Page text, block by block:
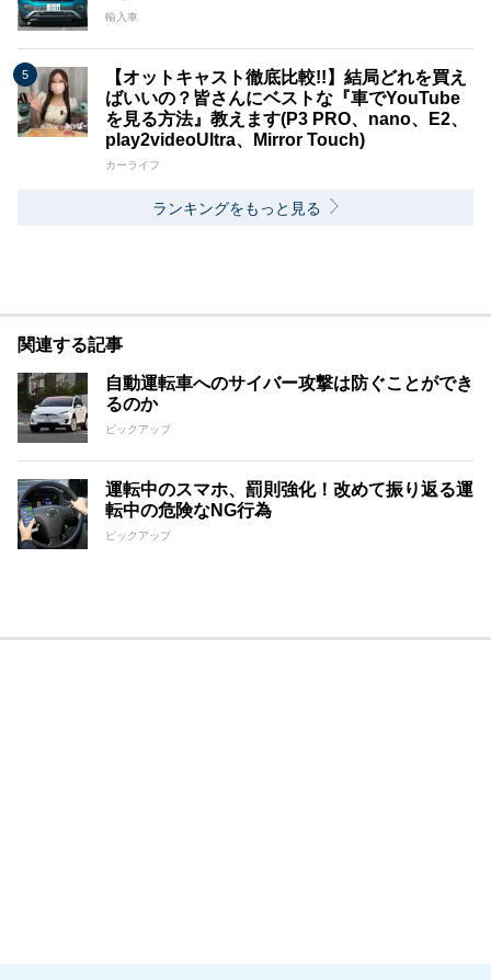
輸入車
【オットキャスト徹底比較!!】結局どれを買え
ばいいの？皆さんにベストな『車でYouTube
を見る方法』教えます(P3 PRO、nano、E2、
play2videoUltra、Mirror Touch)
カーライフ
ランキングをもっと見る
関連する記事
自動運転車へのサイバー攻撃は防ぐことができ
るのか
ピックアップ
運転中のスマホ、罰則強化！改めて振り返る運
転中の危険なNG行為
ピックアップ